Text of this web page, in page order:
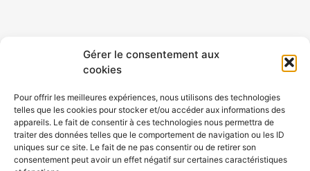
Gérer le consentement aux
cookies
Pour offrir les meilleures expériences, nous utilisons des technologies
telles que les cookies pour stocker et/ou accéder aux informations des
appareils. Le fait de consentir à ces technologies nous permettra de
traiter des données telles que le comportement de navigation ou les ID
uniques sur ce site. Le fait de ne pas consentir ou de retirer son
consentement peut avoir un effet négatif sur certaines caractéristiques
CONTACT MENTIONS LÉGALES
ACCESSIBILITÉ
POLITIQUE DE COOKIES (UE)